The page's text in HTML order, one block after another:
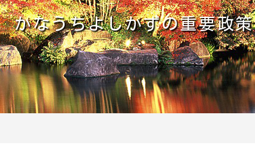
かなうちよしかずの重要政策